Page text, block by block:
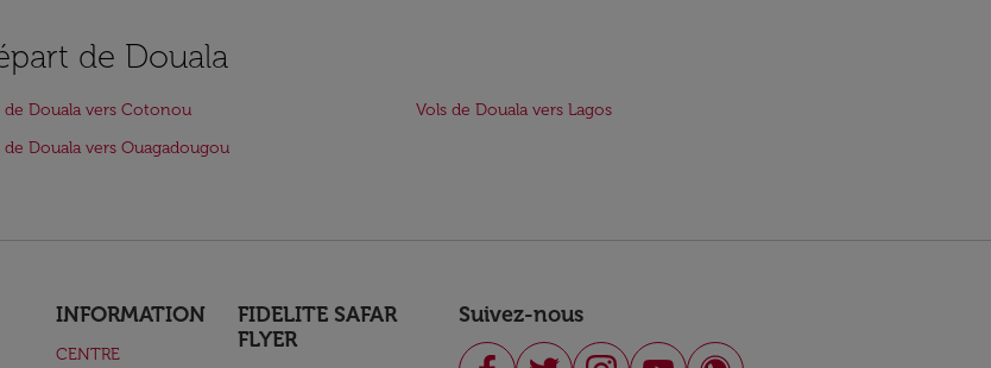
de Douala
de Douala vers Cotonou
Vols de Douala vers Lagos
de Douala vers Ouagadougou
INFORMATION
CENTRE
FIDELITE SAFAR
FLYER
Suivez-nous